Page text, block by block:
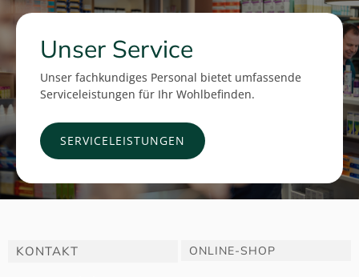
Unser Service
Unser fachkundiges Personal bietet umfassende
Serviceleistungen für Ihr Wohlbefinden.
SERVICELEISTUNGEN
KONTAKT ONLINE-SHOP